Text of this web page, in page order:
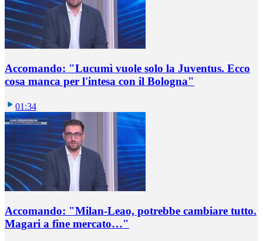
Accomando: "Lucumì vuole solo la Juventus. Ecco
cosa manca per l'intesa con il Bologna"
01:34
Accomando: "Milan-Leao, potrebbe cambiare tutto.
Magari a fine mercato…"